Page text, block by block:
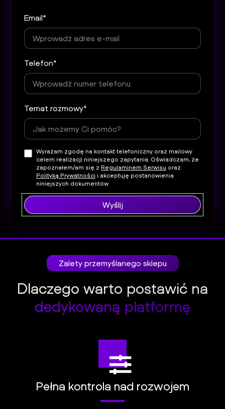
Email*
Telefon*
Temat rozmowy*
Wyrażam zgodę na kontakt telefoniczny oraz mailowy
celem realizacji niniejszego zapytania. Oświadczam, że
zapoznałem/am się z Regulaminem Serwisu oraz
Polityką Prywatności i akceptuję postanowienia
niniejszych dokumentów.
Wyślij
Zalety przemyślanego sklepu
Dlaczego warto postawić na
dedykowaną platformę
Pełna kontrola nad rozwojem